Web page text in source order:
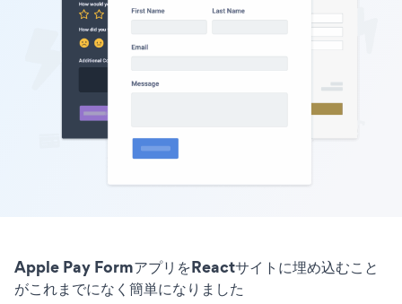
Apple Pay FormアプリをReactサイトに埋め込むこと
がこれまでになく簡単になりました